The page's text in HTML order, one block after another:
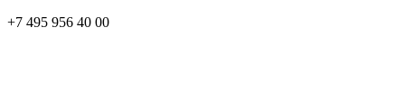
+7 495 956 40 00